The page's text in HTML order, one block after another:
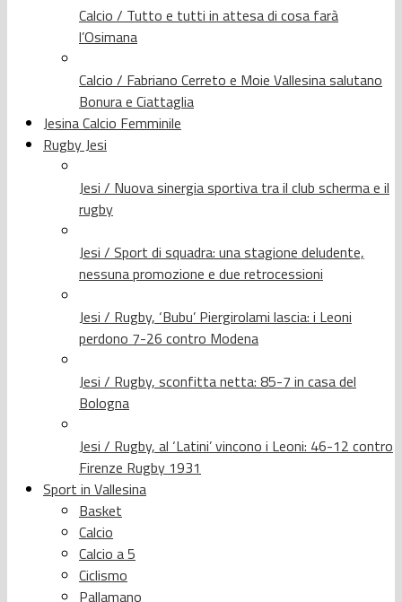
Calcio / Tutto e tutti in attesa di cosa farà
l’Osimana
Calcio / Fabriano Cerreto e Moie Vallesina salutano
Bonura e Ciattaglia
Jesina Calcio Femminile
Rugby Jesi
Jesi / Nuova sinergia sportiva tra il club scherma e il
rugby
Jesi / Sport di squadra: una stagione deludente,
nessuna promozione e due retrocessioni
Jesi / Rugby, ‘Bubu’ Piergirolami lascia: i Leoni
perdono 7-26 contro Modena
Jesi / Rugby, sconfitta netta: 85-7 in casa del
Bologna
Jesi / Rugby, al ‘Latini’ vincono i Leoni: 46-12 contro
Firenze Rugby 1931
Sport in Vallesina
Basket
Calcio
Calcio a 5
Ciclismo
Pallamano